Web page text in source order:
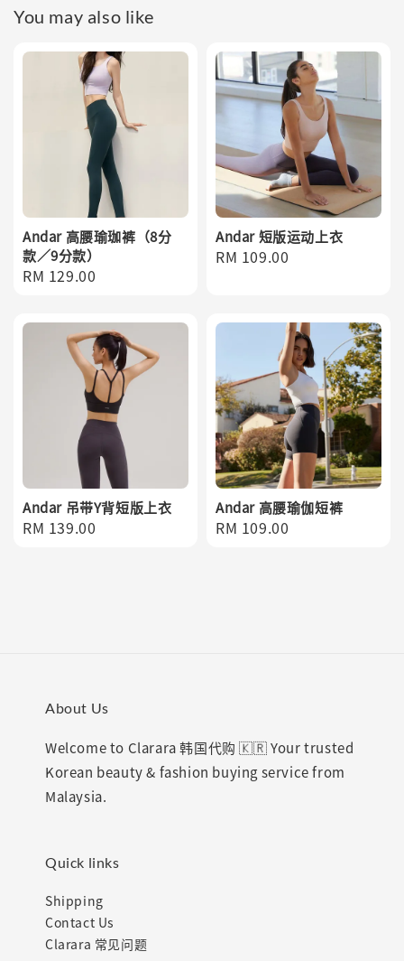
You may also like
Andar 高腰瑜珈裤（8分
款／9分款）
Regular
RM 129.00
Andar 短版运动上衣
Regular
RM 109.00
Andar 吊带Y背短版上衣
Regular
RM 139.00
Andar 高腰瑜伽短裤
Regular
RM 109.00
About Us
Welcome to Clarara 韩国代购 🇰🇷 Your trusted
Korean beauty & fashion buying service from
Malaysia.
Quick links
Shipping
Contact Us
Clarara 常见问题